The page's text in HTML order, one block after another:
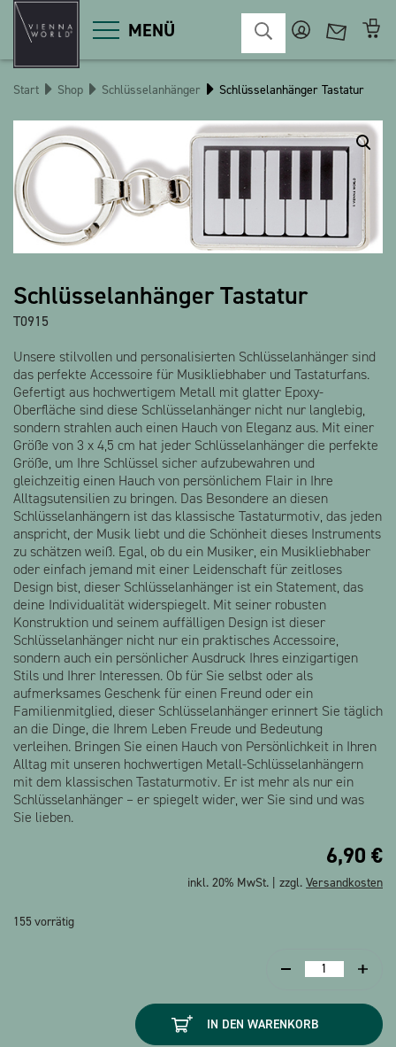
MENÜ
Produktgruppen
Deko
Diverses
Kosmetik
Küche
Macart
Magnete
Pins
POS
Schlüsselanhänger
Schreibwaren
Spiele / Kinder
Weihnachten
bauxili
The Heart Bear
Stringlies
Alle Produkte anzeigen
Start Shop Schlüsselanhänger Schlüsselanhänger Tastatur
Schlüsselanhänger Tastatur
T0915
Unsere stilvollen und personalisierten Schlüsselanhänger sind
das perfekte Accessoire für Musikliebhaber und Tastaturfans.
Gefertigt aus hochwertigem Metall mit glatter Epoxy-
Oberfläche sind diese Schlüsselanhänger nicht nur langlebig,
sondern strahlen auch einen Hauch von Eleganz aus. Mit einer
Größe von 3 x 4,5 cm hat jeder Schlüsselanhänger die perfekte
Größe, um Ihre Schlüssel sicher aufzubewahren und
gleichzeitig einen Hauch von persönlichem Flair in Ihre
Alltagsutensilien zu bringen. Das Besondere an diesen
Schlüsselanhängern ist das klassische Tastaturmotiv, das jeden
anspricht, der Musik liebt und die Schönheit dieses Instruments
zu schätzen weiß. Egal, ob du ein Musiker, ein Musikliebhaber
oder einfach jemand mit einer Leidenschaft für zeitloses
Design bist, dieser Schlüsselanhänger ist ein Statement, das
deine Individualität widerspiegelt. Mit seiner robusten
Konstruktion und seinem auffälligen Design ist dieser
Schlüsselanhänger nicht nur ein praktisches Accessoire,
sondern auch ein persönlicher Ausdruck Ihres einzigartigen
Stils und Ihrer Interessen. Ob für Sie selbst oder als
aufmerksames Geschenk für einen Freund oder ein
Familienmitglied, dieser Schlüsselanhänger erinnert Sie täglich
an die Dinge, die Ihrem Leben Freude und Bedeutung
verleihen. Bringen Sie einen Hauch von Persönlichkeit in Ihren
Alltag mit unseren hochwertigen Metall-Schlüsselanhängern
mit dem klassischen Tastaturmotiv. Er ist mehr als nur ein
Schlüsselanhänger – er spiegelt wider, wer Sie sind und was
Sie lieben.
6,90 €
inkl. 20% MwSt. | zzgl. Versandkosten
155 vorrätig
Menge
IN DEN WARENKORB